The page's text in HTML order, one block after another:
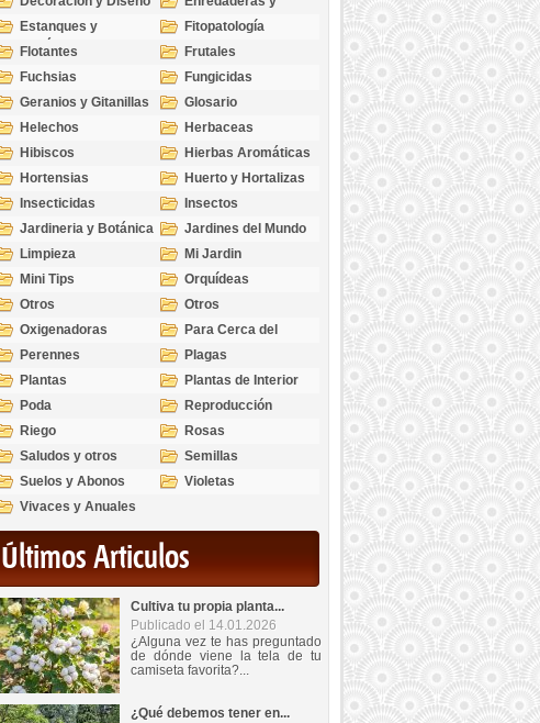
cubresuelos
Estanques y
Acuáticas
Fitopatología
Flotantes
Frutales
Fuchsias
Fungicidas
Geranios y Gitanillas
Glosario
Helechos
Herbaceas
Hibiscos
Hierbas Aromáticas
Hortensias
Huerto y Hortalizas
Insecticidas
Insectos
Jardineria y Botánica
Jardines del Mundo
Limpieza
Mi Jardin
Mini Tips
Orquídeas
Otros
Otros
Oxigenadoras
Para Cerca del
Estanque
Perennes
Plagas
Plantas
Plantas de Interior
Poda
Reproducción
Riego
Rosas
Saludos y otros
temas
Semillas
Suelos y Abonos
Violetas
Vivaces y Anuales
Últimos Articulos
Cultiva tu propia planta...
Publicado el 14.01.2026
¿Alguna vez te has preguntado
de dónde viene la tela de tu
camiseta favorita?...
¿Qué debemos tener en...